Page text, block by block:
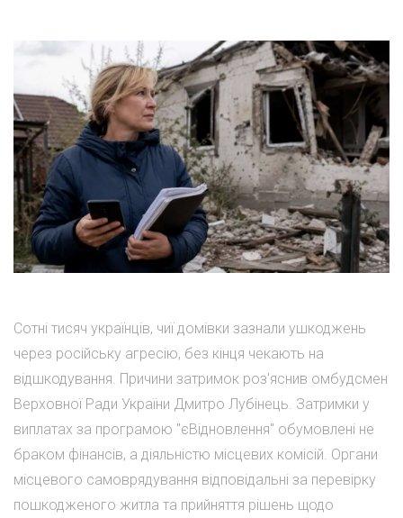
Сотні тисяч українців, чиї домівки зазнали ушкоджень
через російську агресію, без кінця чекають на
відшкодування. Причини затримок роз'яснив омбудсмен
Верховної Ради України Дмитро Лубінець. Затримки у
виплатах за програмою "єВідновлення" обумовлені не
браком фінансів, а діяльністю місцевих комісій. Органи
місцевого самоврядування відповідальні за перевірку
пошкодженого житла та прийняття рішень щодо